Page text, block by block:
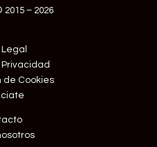
– 2026
de Cookies